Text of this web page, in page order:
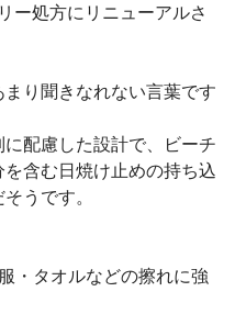
ー処方にリニューアルさ
り聞きなれない言葉です
配慮した設計で、ビーチ
含む日焼け止めの持ち込
うです。
・タオルなどの擦れに強